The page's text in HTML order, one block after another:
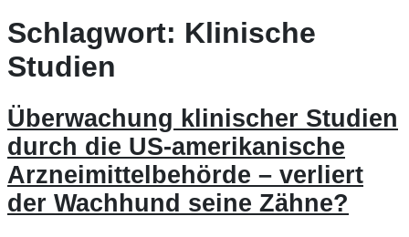
Schlagwort: Klinische
Studien
Überwachung klinischer Studien
durch die US-amerikanische
Arzneimittelbehörde – verliert
der Wachhund seine Zähne?